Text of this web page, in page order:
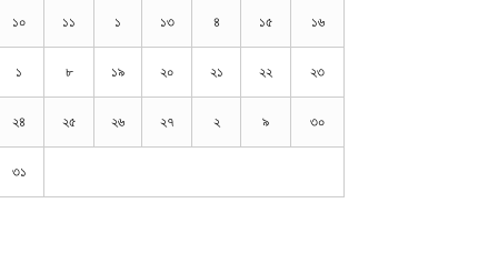
১০ ১১ ১ ১৩ ৪ ১৫ ১৬
১ ৮ ১৯ ২০ ২১ ২২ ২৩
২৪ ২৫ ২৬ ২৭ ২ ৯ ৩০
৩১